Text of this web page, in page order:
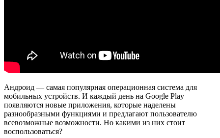
Андроид — самая популярная операционная система для
мобильных устройств. И каждый день на Google Play
появляются новые приложения, которые наделены
разнообразными функциями и предлагают пользователю
всевозможные возможности. Но какими из них стоит
воспользоваться?